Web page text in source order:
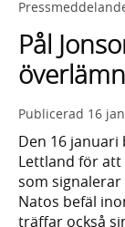
framträder
lista
med
sökförslag
Pål
Publicerad 16
Den 16 januari
Lettland för
som
Natos befäl
träffar också